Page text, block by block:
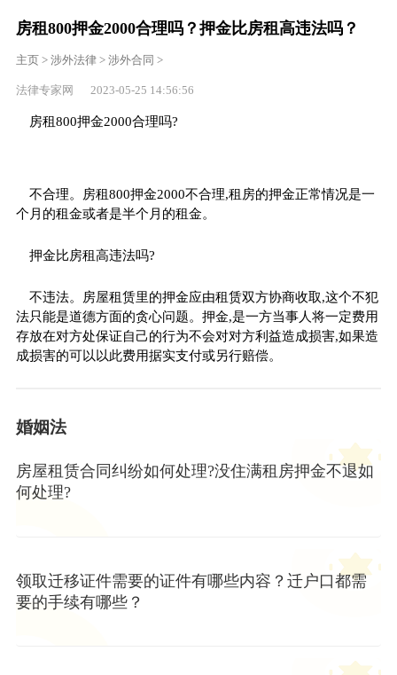
房租800押金2000合理吗？押金比房租高违法吗？
主页> 涉外法律> 涉外合同 >
法律专家网 2023-05-25 14:56:56
房租800押金2000合理吗?
不合理。房租800押金2000不合理,租房的押金正常情况是一
个月的租金或者是半个月的租金。
押金比房租高违法吗?
不违法。房屋租赁里的押金应由租赁双方协商收取,这个不犯
法只能是道德方面的贪心问题。押金,是一方当事人将一定费用
存放在对方处保证自己的行为不会对对方利益造成损害,如果造
成损害的可以以此费用据实支付或另行赔偿。
婚姻法
房屋租赁合同纠纷如何处理?没住满租房押金不退如
何处理?
领取迁移证件需要的证件有哪些内容？迁户口都需
要的手续有哪些？